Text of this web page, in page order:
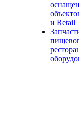
и Retail